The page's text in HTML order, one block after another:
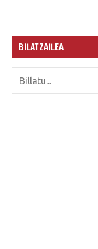
BILATZAILEA